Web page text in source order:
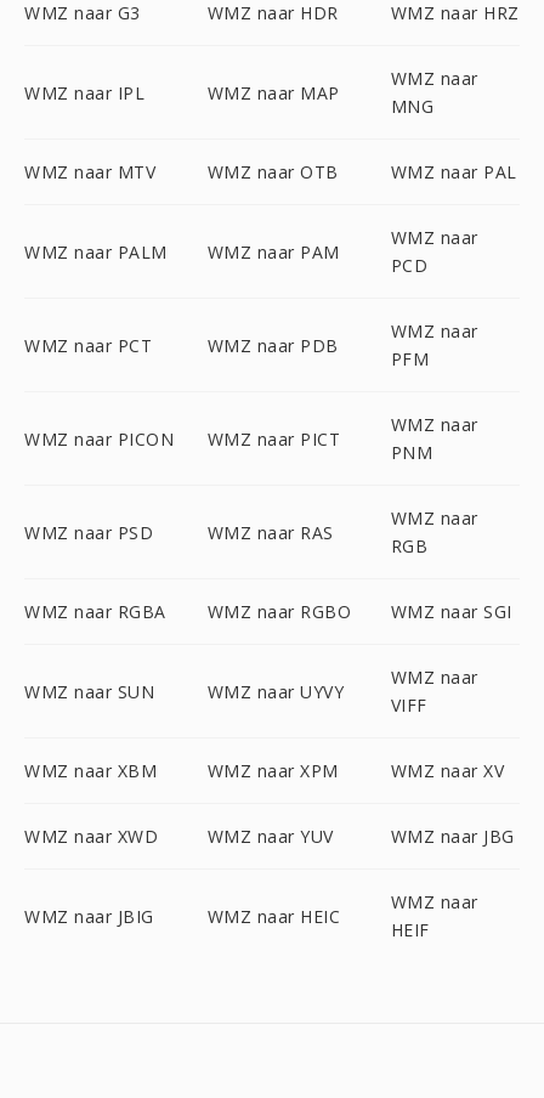
WMZ naar G3 WMZ naar HDR WMZ naar HRZ
WMZ naar IPL WMZ naar MAP
WMZ naar
MNG
WMZ naar MTV WMZ naar OTB WMZ naar PAL
WMZ naar PALM WMZ naar PAM
WMZ naar
PCD
WMZ naar PCT WMZ naar PDB
WMZ naar
PFM
WMZ naar PICON WMZ naar PICT
WMZ naar
PNM
WMZ naar PSD WMZ naar RAS
WMZ naar
RGB
WMZ naar RGBA WMZ naar RGBO WMZ naar SGI
WMZ naar SUN WMZ naar UYVY
WMZ naar
VIFF
WMZ naar XBM WMZ naar XPM WMZ naar XV
WMZ naar XWD WMZ naar YUV WMZ naar JBG
WMZ naar JBIG WMZ naar HEIC
WMZ naar
HEIF